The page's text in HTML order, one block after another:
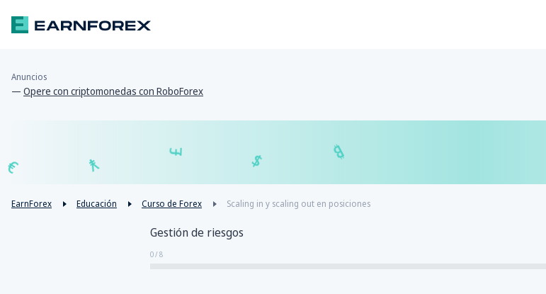
Anuncios
— Opere con criptomonedas con RoboForex
$
£
€
EarnForex Educación Curso de Forex Scaling in y scaling out en posiciones
Gestión de riesgos
0 / 8